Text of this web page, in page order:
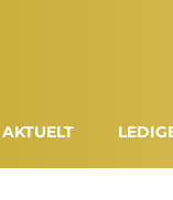
AKTUELT